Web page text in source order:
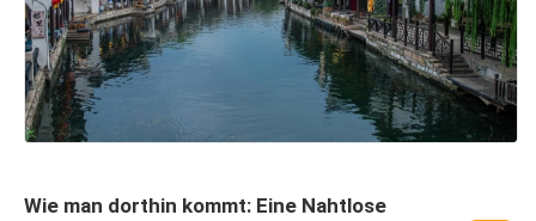
Wie man dorthin kommt: Eine Nahtlose